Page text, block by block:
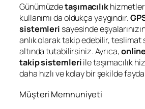
Günümüzdetaşımacılık
kullanımı da oldukça yaygındır.
sistemleri sayesinde
anlık olarak takip edebilir,
altında tutabilirsiniz. Ayrıca,
takip sistemleriile taşımacılık
daha hızlı ve kolay bir şekilde
Müşteri Memnuniyeti